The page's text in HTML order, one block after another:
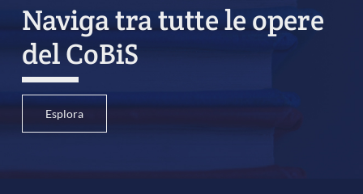
Naviga tra tutte le opere
del CoBiS
Esplora